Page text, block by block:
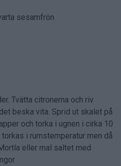
sesamfrön
Tvätta citronerna och riv
beska vita. Sprid ut skalet på
och torka i ugnen i cirka 10
i rumstemperatur men då
eller mal saltet med